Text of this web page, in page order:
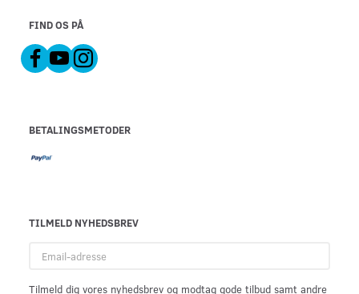
FIND OS PÅ
BETALINGSMETODER
TILMELD NYHEDSBREV
adresse
Tilmeld dig vores nyhedsbrev og modtag gode tilbud samt andre